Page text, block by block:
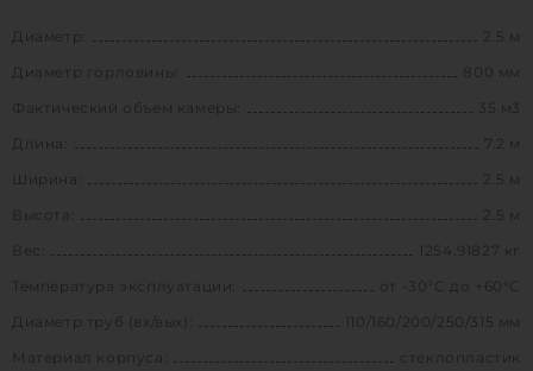
Диаметр:
2.5 м
Диаметр горловины:
800 мм
Фактический объем камеры:
35 м3
Длина:
7.2 м
Ширина:
2.5 м
Высота:
2.5 м
1254.91827 кг
Температура эксплуатации:
от -30°C до +60°C
Диаметр труб (вх/вых):
110/160/200/250/315 мм
Материал корпуса:
стеклопластик